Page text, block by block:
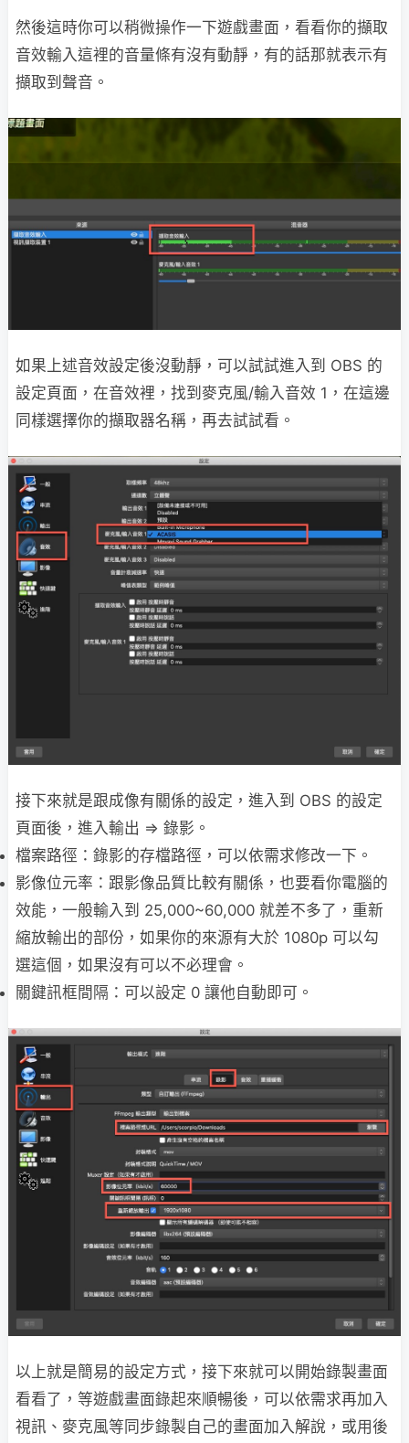
然後這時你可以稍微操作一下遊戲畫面，看看你的擷取
音效輸入這裡的音量條有沒有動靜，有的話那就表示有
擷取到聲音。
如果上述音效設定後沒動靜，可以試試進入到 OBS 的
設定頁面，在音效裡，找到麥克風/輸入音效 1，在這邊
同樣選擇你的擷取器名稱，再去試試看。
接下來就是跟成像有關係的設定，進入到 OBS 的設定
頁面後，進入輸出 => 錄影。
檔案路徑：錄影的存檔路徑，可以依需求修改一下。
影像位元率：跟影像品質比較有關係，也要看你電腦的
效能，一般輸入到 25,000~60,000 就差不多了，重新
縮放輸出的部份，如果你的來源有大於 1080p 可以勾
選這個，如果沒有可以不必理會。
關鍵訊框間隔：可以設定 0 讓他自動即可。
以上就是簡易的設定方式，接下來就可以開始錄製畫面
看看了，等遊戲畫面錄起來順暢後，可以依需求再加入
視訊、麥克風等同步錄製自己的畫面加入解說，或用後